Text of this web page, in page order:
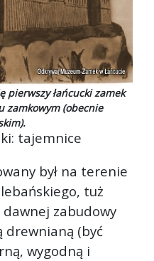
pierwszy łańcucki zamek
zamkowym (obecnie
tajemnice
był na terenie
tuż
dawnej zabudowy
drewnianą (być
wygodną i